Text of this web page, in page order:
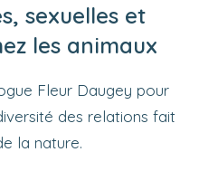
sexuelles et
les animaux
Fleur Daugey pour
des relations fait
la nature.